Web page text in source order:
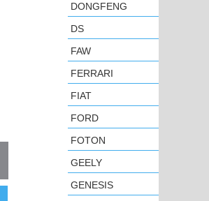
DONGFENG
DS
FAW
FERRARI
FIAT
FORD
FOTON
GEELY
GENESIS